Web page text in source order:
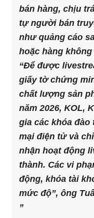
bán hàng, chịu
tự người bán
như quảng cáo
hoặc hàng
“Để được
giấy tờ chứng
chất lượng sản
năm 2026, KOL,
gia các khóa
mại điện tử và
nhận hoạt động
thành. Các vi
động, khóa tài
mức độ”, ông